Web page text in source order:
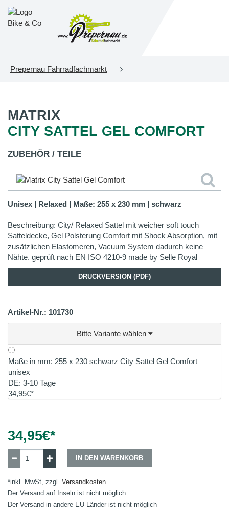
Prepernau Fahrradfachmarkt
MATRIX
CITY SATTEL GEL COMFORT
ZUBEHÖR / TEILE
Unisex | Relaxed | Maße: 255 x 230 mm | schwarz
Beschreibung: City/ Relaxed Sattel mit weicher soft touch
Satteldecke, Gel Polsterung Comfort mit Shock Absorption, mit
zusätzlichen Elastomeren, Vacuum System dadurch keine
Nähte. geprüft nach EN ISO 4210-9 made by Selle Royal
DRUCKVERSION (PDF)
Artikel-Nr.: 101730
Bitte Variante wählen
Maße in mm: 255 x 230 schwarz City Sattel Gel Comfort
unisex
DE: 3-10 Tage
34,95€*
34,95€*
IN DEN WARENKORB
*inkl. MwSt, zzgl. Versandkosten
Der Versand auf Inseln ist nicht möglich
Der Versand in andere EU-Länder ist nicht möglich